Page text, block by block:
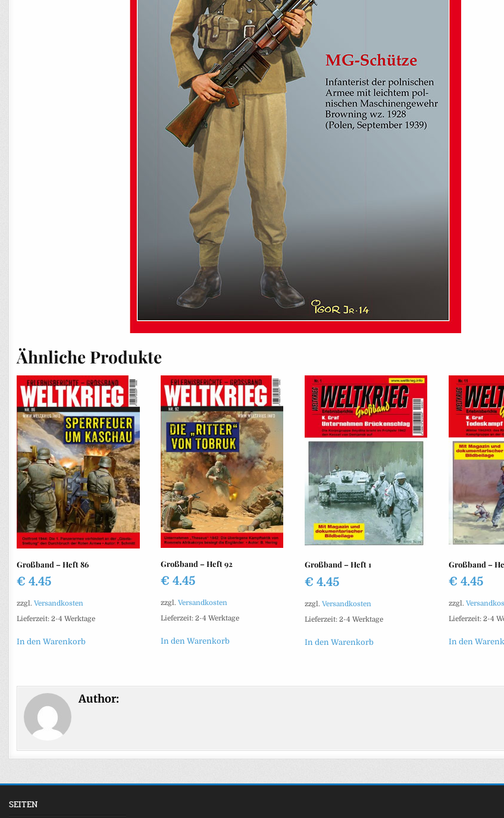
Ähnliche Produkte
Großband – Heft 86
€ 4.45
zzgl.Versandkosten
Lieferzeit:2-4 Werktage
In den Warenkorb
Großband – Heft 92
€ 4.45
zzgl.Versandkosten
Lieferzeit:2-4 Werktage
In den Warenkorb
Großband – Heft 1
€ 4.45
zzgl. Versandkosten
Lieferzeit: 2-4 Werktage
In den Warenkorb
Großband –
€ 4.45
zzgl.
Lieferzeit: 2-4
In den
Author:
SEITEN